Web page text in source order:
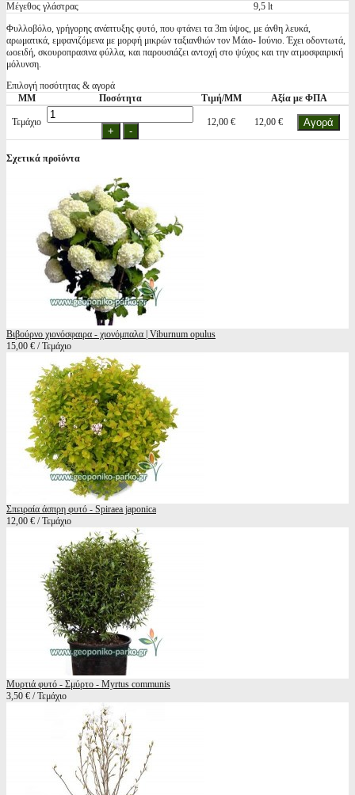
Μέγεθος γλάστρας
9,5 lt
Φυλλοβόλο, γρήγορης ανάπτυξης φυτό, που φτάνει τα 3m ύψος, με άνθη λευκά,
αρωματικά, εμφανιζόμενα με μορφή μικρών ταξιανθιών τον Μάιο- Ιούνιο. Έχει οδοντωτά,
ωοειδή, σκουροπρασινα φύλλα, και παρουσιάζει αντοχή στο ψύχος και την ατμοσφαιρική
μόλυνση.
Επιλογή ποσότητας & αγορά
ΜΜ
Ποσότητα Τιμή/ΜΜ Αξία με ΦΠΑ
Τεμάχιο 12,00 € 12,00 €
Σχετικά προϊόντα
Βιβούρνο χιονόσφαιρα - χιονόμπαλα | Viburnum opulus
15,00 € / Τεμάχιο
Σπειραία άσπρη φυτό - Spiraea japonica
12,00 € / Τεμάχιο
Μυρτιά φυτό - Σμύρτο - Myrtus communis
3,50 € / Τεμάχιο